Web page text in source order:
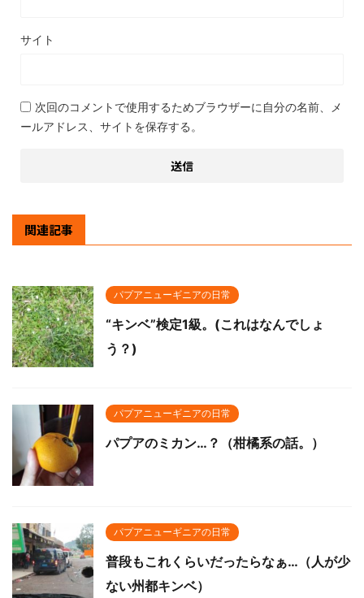
サイト
次回のコメントで使用するためブラウザーに自分の名前、メ
ールアドレス、サイトを保存する。
関連記事
パプアニューギニアの日常
“キンベ”検定1級。(これはなんでしょ
う？)
パプアニューギニアの日常
パプアのミカン…？（柑橘系の話。）
パプアニューギニアの日常
普段もこれくらいだったらなぁ…（人が少
ない州都キンベ）